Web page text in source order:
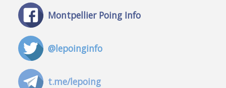
Montpellier Poing Info
@lepoinginfo
t.me/lepoing